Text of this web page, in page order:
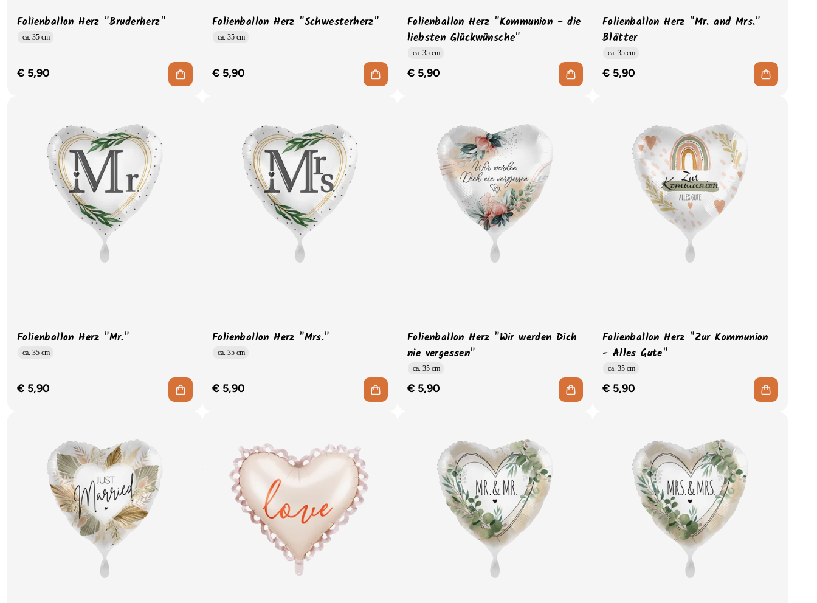
Folienballon Herz "Bruderherz"
ca. 35 cm
€ 5,90
Folienballon Herz "Schwesterherz"
ca. 35 cm
€ 5,90
Folienballon Herz "Kommunion - die
liebsten Glückwünsche"
ca. 35 cm
€ 5,90
Folienballon Herz "Mr. and Mrs."
Blätter
ca. 35 cm
€ 5,90
Folienballon Herz "Mr."
ca. 35 cm
€ 5,90
Folienballon Herz "Mrs."
ca. 35 cm
€ 5,90
Folienballon Herz "Wir werden Dich
nie vergessen"
ca. 35 cm
€ 5,90
Folienballon Herz "Zur Kommunion
- Alles Gute"
ca. 35 cm
€ 5,90